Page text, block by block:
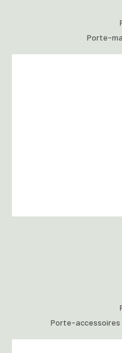
Porte-
Porte-accessoires